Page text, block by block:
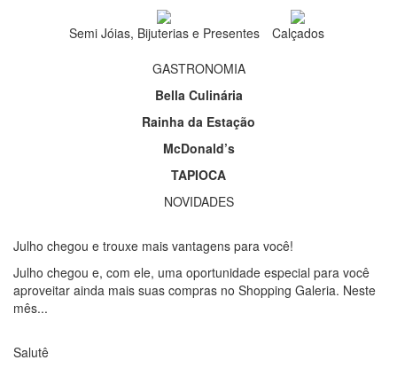
Semi Jóias, Bijuterias e Presentes
Calçados
GASTRONOMIA
Bella Culinária
Rainha da Estação
McDonald’s
TAPIOCA
NOVIDADES
Julho chegou e trouxe mais vantagens para você!
Julho chegou e, com ele, uma oportunidade especial para você
aproveitar ainda mais suas compras no Shopping Galeria. Neste
mês...
Salutê